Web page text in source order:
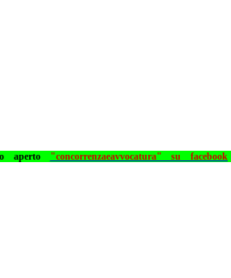
aperto "concorrenzaeavvocatura" su facebook